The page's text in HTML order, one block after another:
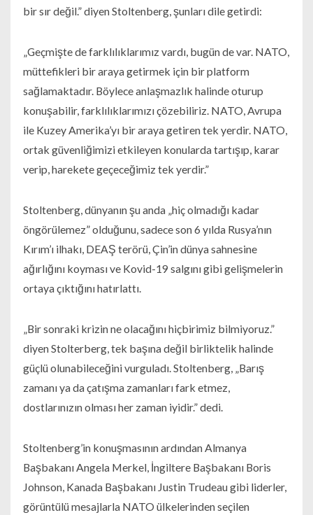
bir sır değil.” diyen Stoltenberg, şunları dile getirdi:
„Geçmişte de farklılıklarımız vardı, bugün de var. NATO,
müttefikleri bir araya getirmek için bir platform
sağlamaktadır. Böylece anlaşmazlık halinde oturup
konuşabilir, farklılıklarımızı çözebiliriz. NATO, Avrupa
ile Kuzey Amerika’yı bir araya getiren tek yerdir. NATO,
ortak güvenliğimizi etkileyen konularda tartışıp, karar
verip, harekete geçeceğimiz tek yerdir.”
Stoltenberg, dünyanın şu anda „hiç olmadığı kadar
öngörülemez” olduğunu, sadece son 6 yılda Rusya’nın
Kırım’ı ilhakı, DEAŞ terörü, Çin’in dünya sahnesine
ağırlığını koyması ve Kovid-19 salgını gibi gelişmelerin
ortaya çıktığını hatırlattı.
„Bir sonraki krizin ne olacağını hiçbirimiz bilmiyoruz.”
diyen Stolterberg, tek başına değil birliktelik halinde
güçlü olunabileceğini vurguladı. Stoltenberg, „Barış
zamanı ya da çatışma zamanları fark etmez,
dostlarınızın olması her zaman iyidir.” dedi.
Stoltenberg’in konuşmasının ardından Almanya
Başbakanı Angela Merkel, İngiltere Başbakanı Boris
Johnson, Kanada Başbakanı Justin Trudeau gibi liderler,
görüntülü mesajlarla NATO ülkelerinden seçilen